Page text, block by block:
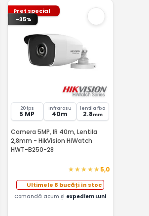
Pret special
-35%
20 fps
5 MP
Infrarosu
40m
lentila fixa
2.8mm
Camera 5MP, IR 40m, Lentila
2,8mm - HikVision HiWatch
HWT-B250-28
5,0
Ultimele 8 bucăți în stoc
Comandă acum și expediem Luni